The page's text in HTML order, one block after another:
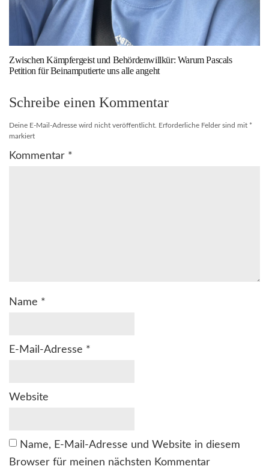
Zwischen Kämpfergeist und Behördenwillkür: Warum Pascals
Petition für Beinamputierte uns alle angeht
Schreibe einen Kommentar
Deine E-Mail-Adresse wird nicht veröffentlicht. Erforderliche Felder sind mit *
markiert
Kommentar *
Name *
E-Mail-Adresse *
Website
Name, E-Mail-Adresse und Website in diesem
Browser für meinen nächsten Kommentar